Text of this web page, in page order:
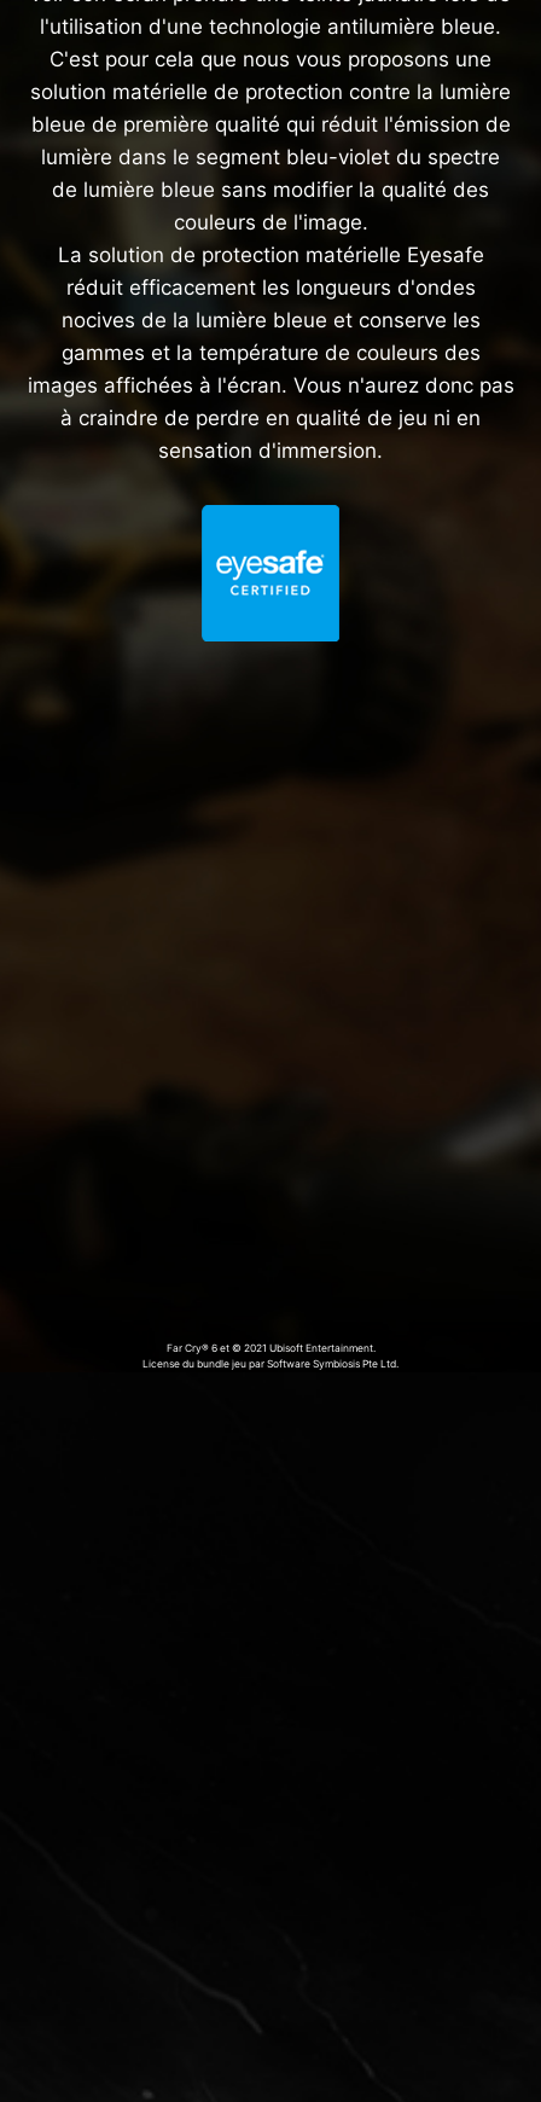
l'utilisation d'une technologie antilumière bleue.
C'est pour cela que nous vous proposons une
solution matérielle de protection contre la lumière
bleue de première qualité qui réduit l'émission de
lumière dans le segment bleu-violet du spectre
de lumière bleue sans modifier la qualité des
couleurs de l'image.
La solution de protection matérielle Eyesafe
réduit efficacement les longueurs d'ondes
nocives de la lumière bleue et conserve les
gammes et la température de couleurs des
images affichées à l'écran. Vous n'aurez donc pas
à craindre de perdre en qualité de jeu ni en
sensation d'immersion.
Far Cry® 6 et © 2021 Ubisoft Entertainment.
License du bundle jeu par Software Symbiosis Pte Ltd.